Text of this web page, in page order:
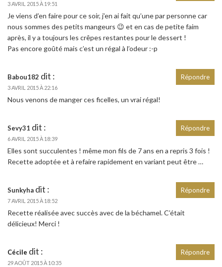
3 AVRIL 2015 À 19:51
Je viens d’en faire pour ce soir, j’en ai fait qu’une par personne car
nous sommes des petits mangeurs 😉 et en cas de petite faim
après, il y a toujours les crêpes restantes pour le dessert !
Pas encore goûté mais c’est un régal à l’odeur :-p
Babou182 dit :
3 AVRIL 2015 À 22:16
Nous venons de manger ces ficelles, un vrai régal!
Répondre
Sevy31 dit :
6 AVRIL 2015 À 18:39
Elles sont succulentes ! même mon fils de 7 ans en a repris 3 fois !
Recette adoptée et à refaire rapidement en variant peut être …
Répondre
Sunkyha dit :
7 AVRIL 2015 À 18:52
Recette réalisée avec succès avec de la béchamel. C’était
délicieux! Merci !
Répondre
Cécile dit :
29 AOÛT 2015 À 10:35
Répondre